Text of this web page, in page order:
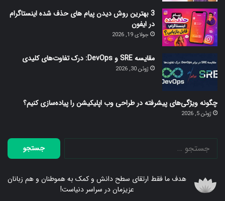
3 بهترین روش دیدن پیام های حذف شده اینستاگرام
در ایفون
جولای 19, 2026
مقایسه SRE و DevOps: درک تفاوت‌های کلیدی
ژوئن 30, 2026
چگونه ویژگی‌های پیشرفته در طراحی وب اپلیکیشن را پیاده‌سازی کنیم؟
ژوئن 5, 2026
جستجو
برای:
هدف ما فقط ارتقای سطح دانش و کمک به هموطنان و هم زبانان
عزیزمان در سراسر دنیاست!